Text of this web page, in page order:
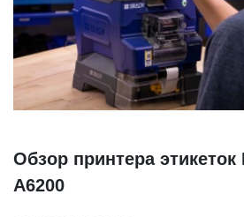
Обзор принтера этикеток
A6200